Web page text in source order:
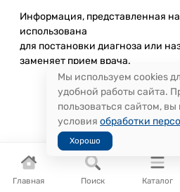
Главная Поиск Каталог
Информация, представленная
использована
для постановки диагноза или
заменяет прием врача.
Мы используем cookies
удобной работы сайта.
пользоваться сайтом,
условия обработки
Хорошо